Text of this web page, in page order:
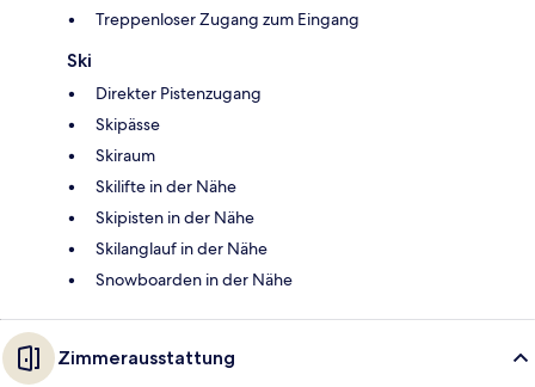
Treppenloser Zugang zum Eingang
Ski
Direkter Pistenzugang
Skipässe
Skiraum
Skilifte in der Nähe
Skipisten in der Nähe
Skilanglauf in der Nähe
Snowboarden in der Nähe
Zimmerausstattung